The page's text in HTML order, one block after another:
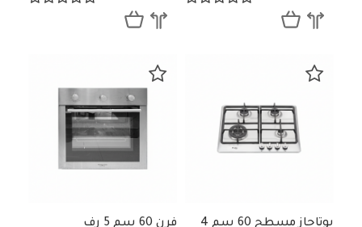
بوتاجاز مسطح 60 سم 4 فرن 60 سم 5 رف